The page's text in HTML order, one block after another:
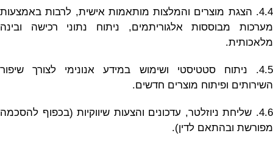
4.4. הצגת מוצרים והמלצות מותאמות אישית, לרבות באמצעות
מערכות מבוססות אלגוריתמים, ניתוח נתוני רכישה ובינה
מלאכותית.
4.5. ניתוח סטטיסטי ושימוש במידע אנונימי לצורך שיפור
השירותים ופיתוח מוצרים חדשים.
4.6. שליחת ניוזלטר, עדכונים והצעות שיווקיות (בכפוף להסכמה
מפורשת ובהתאם לדין).